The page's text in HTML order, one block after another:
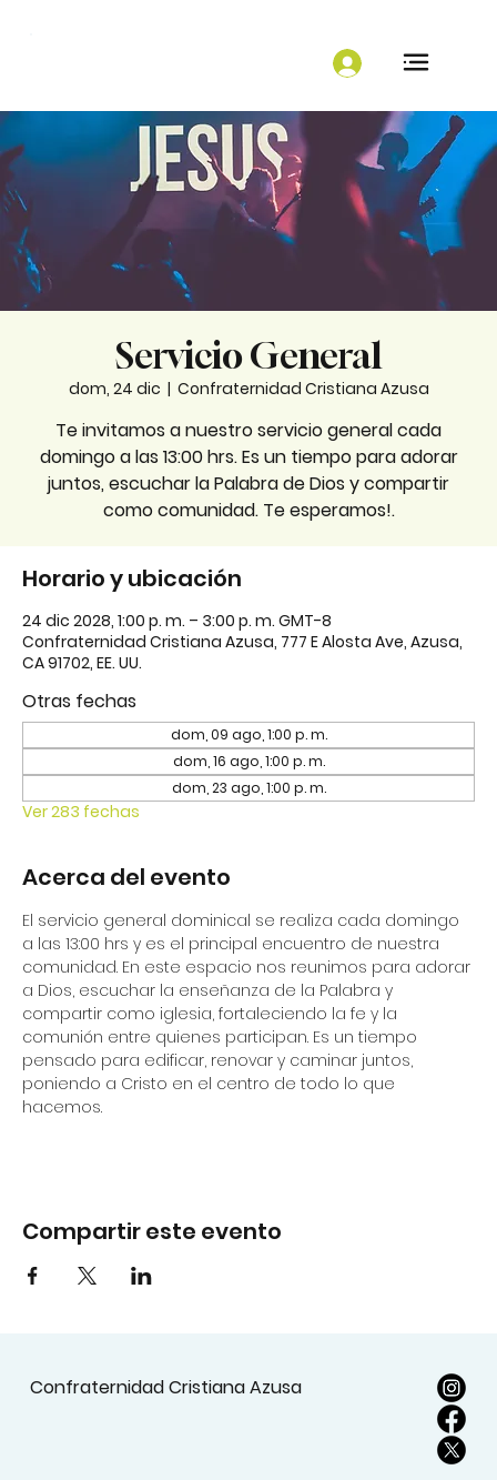
Servicio General
dom, 24 dic
  |
Confraternidad Cristiana Azusa
Te invitamos a nuestro servicio general cada
domingo a las 13:00 hrs. Es un tiempo para adorar
juntos, escuchar la Palabra de Dios y compartir
como comunidad. Te esperamos!.
Horario y ubicación
24 dic 2028, 1:00 p. m. – 3:00 p. m. GMT-8
Confraternidad Cristiana Azusa, 777 E Alosta Ave, Azusa,
CA 91702, EE. UU.
Otras fechas
dom, 09 ago, 1:00 p. m.
dom, 16 ago, 1:00 p. m.
dom, 23 ago, 1:00 p. m.
Ver 283 fechas
Acerca del evento
El servicio general dominical se realiza cada domingo
a las 13:00 hrs y es el principal encuentro de nuestra
comunidad. En este espacio nos reunimos para adorar
a Dios, escuchar la enseñanza de la Palabra y
compartir como iglesia, fortaleciendo la fe y la
comunión entre quienes participan. Es un tiempo
pensado para edificar, renovar y caminar juntos,
poniendo a Cristo en el centro de todo lo que
hacemos.
Compartir este evento
Confraternidad Cristiana Azusa